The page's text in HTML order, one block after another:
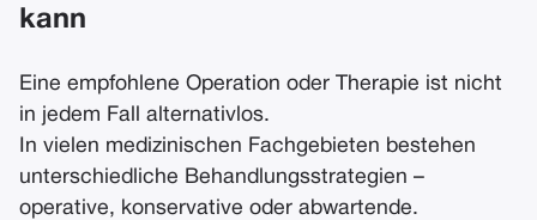
kann
Eine empfohlene Operation oder Therapie ist nicht
in jedem Fall alternativlos.
In vielen medizinischen Fachgebieten bestehen
unterschiedliche Behandlungsstrategien –
operative, konservative oder abwartende.